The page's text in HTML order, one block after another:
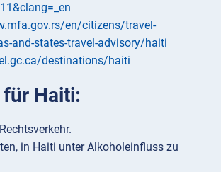
en/citizens/travel-
and-states-travel-advisory/haiti
destinations/haiti
Haiti:
in Haiti unter Alkoholeinfluss zu